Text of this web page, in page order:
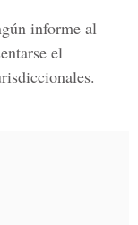
informe al
el